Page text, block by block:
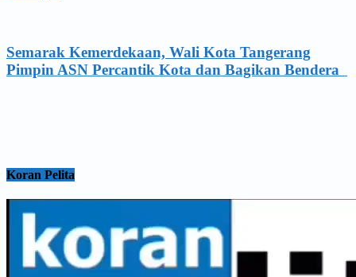
Semarak Kemerdekaan, Wali Kota Tangerang
Pimpin ASN Percantik Kota dan Bagikan Bendera
Koran Pelita